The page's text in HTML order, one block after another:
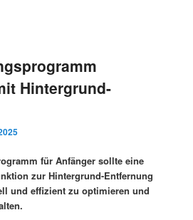
Hintergrund-
für Anfänger sollte eine
zur Hintergrund-Entfernung
und effizient zu optimieren und